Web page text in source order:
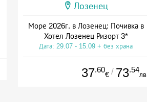
Лозенец
Море 2026г. в Лозенец: Почивка в
Хотел Лозенец Ризорт 3*
Дата: 29.07 - 15.09 + без храна
37.60
€ / 73.54
лв.